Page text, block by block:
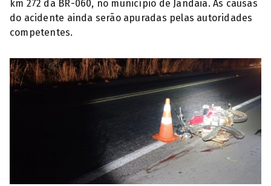
km 272 da BR-060, no município de Jandaia. As causas
do acidente ainda serão apuradas pelas autoridades
competentes.